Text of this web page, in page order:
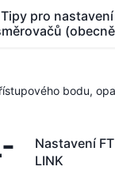
Tipy pro nastavení
bodu,
Nastavení
LINK